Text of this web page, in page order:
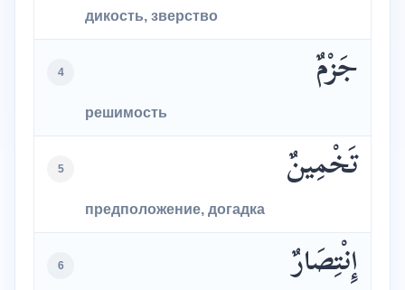
дикость, зверство
4 جَزْمٌ
решимость
5 تَخْمِينٌ
предположение, догадка
6 إِنْتِصَارٌ